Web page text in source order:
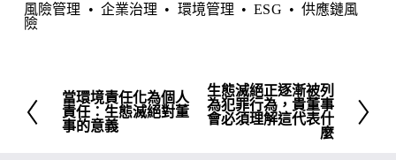
風險管理 企業治理 環境管理 ESG
供應鏈風
險
先
前
當環境責任化為個人
責任：生態滅絕對董
事的意義
下
一
生態滅絕正逐漸被列
為犯罪行為，貴董事
會必須理解這代表什
麼